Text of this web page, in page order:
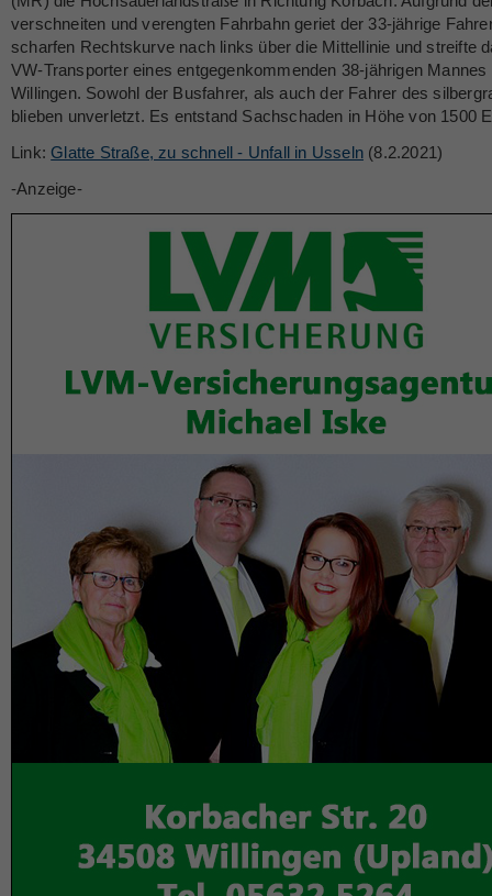
verschneiten und verengten Fahrbahn geriet der 33-jährige
scharfen Rechtskurve nach links über die Mittellinie und streifte
VW-Transporter eines entgegenkommenden 38-jährigen Mannes
Willingen. Sowohl der Busfahrer, als auch der Fahrer des
blieben unverletzt. Es entstand Sachschaden in Höhe von 1500
Link: Glatte Straße, zu schnell - Unfall in Usseln (8.2.2021)
-Anzeige-